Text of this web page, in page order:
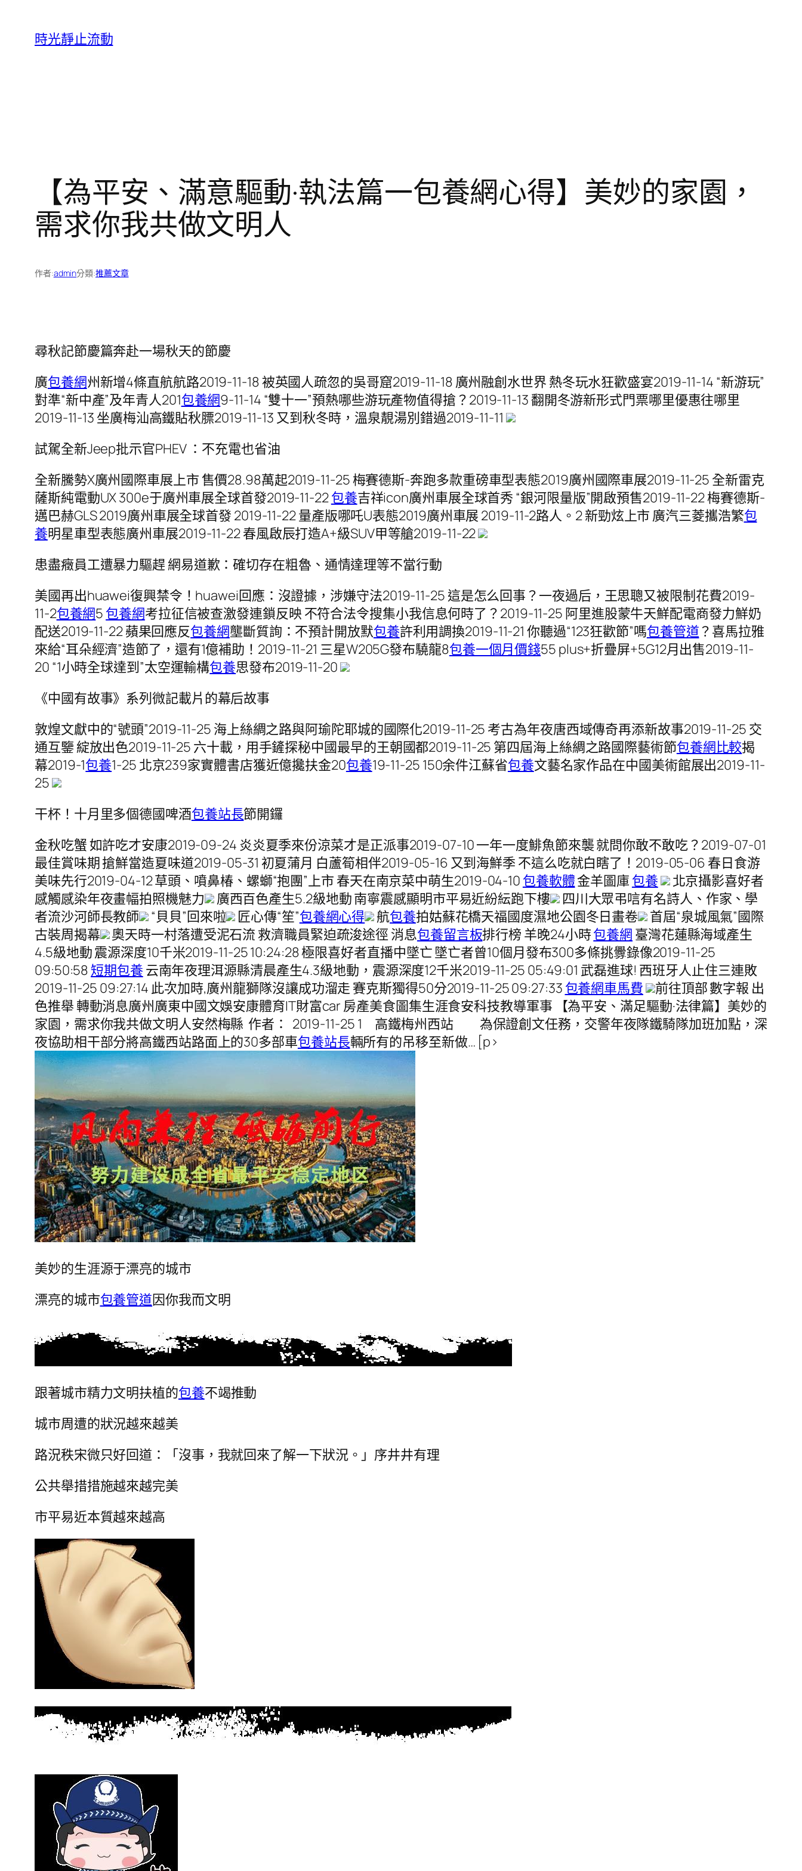
時光靜止流動
【為平安、滿意驅動·執法篇一包養網心得】美妙的家園，
需求你我共做文明人
作者:admin分類:推薦文章
尋秋記節慶篇奔赴一場秋天的節慶
廣包養網州新增4條直航航路2019-11-18 被英國人疏忽的吳哥窟2019-11-18 廣州融創水世界 熱冬玩水狂歡盛宴2019-11-14 “新游玩”
對準“新中產”及年青人201包養網9-11-14 “雙十一”預熱哪些游玩產物值得搶？2019-11-13 翻開冬游新形式門票哪里優惠往哪里
2019-11-13 坐廣梅汕高鐵貼秋膘2019-11-13 又到秋冬時，溫泉靚湯別錯過2019-11-11
試駕全新Jeep批示官PHEV ：不充電也省油
​全新騰勢X廣州國際車展上市 售價28.98萬起2019-11-25 梅賽德斯-奔跑多款重磅車型表態2019廣州國際車展2019-11-25 全新雷克
薩斯純電動UX 300e于廣州車展全球首發2019-11-22包養吉祥icon廣州車展全球首秀 “銀河限量版”開啟預售2019-11-22 梅賽德斯-
邁巴赫GLS 2019廣州車展全球首發 2019-11-22 量產版哪吒U表態2019廣州車展 2019-11-2路人。2 新勁炫上市 廣汽三菱攜浩繁包
養明星車型表態廣州車展2019-11-22 春風啟辰打造A+級SUV甲等艙2019-11-22
患盡癥員工遭暴力驅趕 網易道歉：確切存在粗魯、通情達理等不當行動
美國再出huawei復興禁令！huawei回應：沒證據，涉嫌守法2019-11-25 這是怎么回事？一夜過后，王思聰又被限制花費2019-
11-2包養網5 包養網考拉征信被查激發連鎖反映 不符合法令搜集小我信息何時了？2019-11-25 阿里進股蒙牛天鮮配電商發力鮮奶
配送2019-11-22 蘋果回應反包養網壟斷質詢：不預計開放默包養許利用調換2019-11-21 你聽過“123狂歡節”嗎包養管道？喜馬拉雅
來給“耳朵經濟”造節了，還有1億補助！2019-11-21 三星W205G發布驍龍8包養一個月價錢55 plus+折疊屏+5G12月出售2019-11-
20 “1小時全球達到”太空運輸構包養思發布2019-11-20
《中國有故事》系列微記載片的幕后故事
敦煌文獻中的“號頭”2019-11-25 海上絲綢之路與阿瑜陀耶城的國際化2019-11-25 考古為年夜唐西域傳奇再添新故事2019-11-25 交
通互鑒 綻放出色2019-11-25 六十載，用手鏟探秘中國最早的王朝國都2019-11-25 第四屆海上絲綢之路國際藝術節包養網比較揭
幕2019-1包養1-25 北京239家實體書店獲近億攙扶金20包養19-11-25 150余件江蘇省包養文藝名家作品在中國美術館展出2019-11-
25
干杯！十月里多個德國啤酒包養站長節開鑼
金秋吃蟹 如許吃才安康2019-09-24 炎炎夏季來份涼菜才是正派事2019-07-10 一年一度鯡魚節來襲 就問你敢不敢吃？2019-07-01
最佳賞味期 搶鮮當造夏味道2019-05-31 初夏蒲月 白蘆筍相伴2019-05-16 又到海鮮季 不這么吃就白瞎了！2019-05-06 春日食游
美味先行2019-04-12 草頭、噴鼻椿、螺螄“抱團”上市 春天在南京菜中萌生2019-04-10 包養軟體金羊圖庫 包養
北京攝影喜好者
感觸感染年夜畫幅拍照機魅力 廣西百色產生5.2級地動 南寧震感顯明市平易近紛紜跑下樓 四川大眾弔唁有名詩人、作家、學
者流沙河師長教師
“貝貝”回來啦 匠心傳“笙”包養網心得 航包養拍姑蘇花橋天福國度濕地公園冬日畫卷
首屆“泉城風氣”國際
古裝周揭幕 奧天時一村落遭受泥石流 救濟職員緊迫疏浚途徑 消息包養留言板排行榜 羊晚24小時包養網 臺灣花蓮縣海域產生
4.5級地動 震源深度10千米2019-11-25 10:24:28 極限喜好者直播中墜亡 墜亡者曾10個月發布300多條挑釁錄像2019-11-25
09:50:58 短期包養 云南年夜理洱源縣清晨產生4.3級地動，震源深度12千米2019-11-25 05:49:01 武磊進球! 西班牙人止住三連敗
2019-11-25 09:27:14 此次加時,廣州龍獅隊沒讓成功溜走 賽克斯獨得50分2019-11-25 09:27:33 包養網車馬費
前往頂部 數字報 出
色推舉 轉動消息廣州廣東中國文娛安康體育IT財富car 房產美食圖集生涯食安科技教導軍事 【為平安、滿足驅動·法律篇】美妙的
家園，需求你我共做文明人安然梅縣 作者： 2019-11-25 1 高鐵梅州西站 為保證創文任務，交警年夜隊鐵騎隊加班加點，深
夜協助相干部分將高鐵西站路面上的30多部車包養站長輛所有的吊移至新做… [p>
美妙的生涯源于漂亮的城市
漂亮的城市包養管道因你我而文明
跟著城市精力文明扶植的包養不竭推動
城市周遭的狀況越來越美
路況秩宋微只好回道：「沒事，我就回來了解一下狀況。」序井井有理
公共舉措措施越來越完美
市平易近本質越來越高